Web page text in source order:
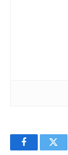
Facebook